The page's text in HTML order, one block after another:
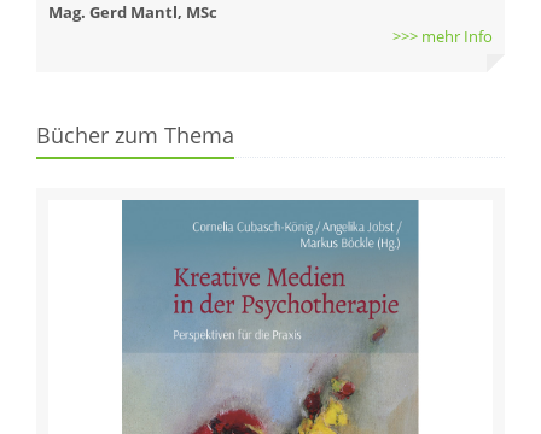
Mag. Gerd Mantl, MSc
>>> mehr Info
Bücher zum Thema